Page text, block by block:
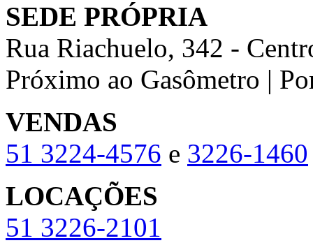
SEDE PRÓPRIA
Rua Riachuelo, 342 -
Próximo ao Gasômetro |
VENDAS
51 3224-4576 e 3226-1460
LOCAÇÕES
51 3226-2101